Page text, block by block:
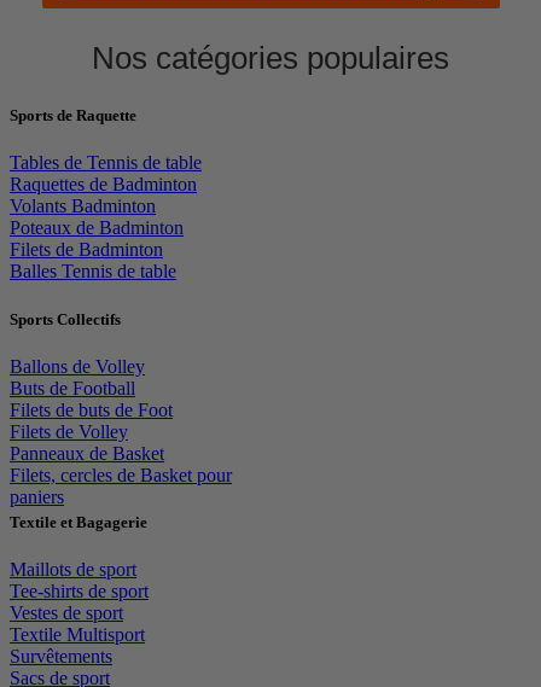
Nos catégories populaires
Sports de Raquette
Tables de Tennis de table
Raquettes de Badminton
Volants Badminton
Poteaux de Badminton
Filets de Badminton
Balles Tennis de table
Sports Collectifs
Ballons de Volley
Buts de Football
Filets de buts de Foot
Filets de Volley
Panneaux de Basket
Filets, cercles de Basket pour
paniers
Textile et Bagagerie
Maillots de sport
Tee-shirts de sport
Vestes de sport
Textile Multisport
Survêtements
Sacs de sport